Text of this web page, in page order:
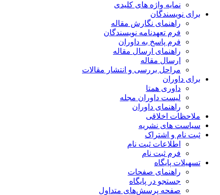
های کلیدی
نگارش مقاله
نویسندگان
به داوران
ارسال مقاله
و انتشار مقالات
مجله
متداول